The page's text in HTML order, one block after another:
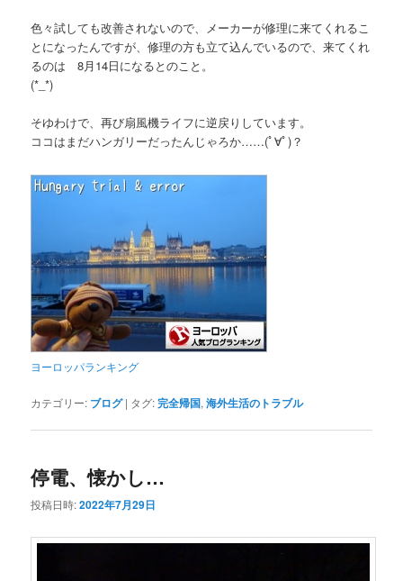
色々試しても改善されないので、メーカーが修理に来てくれるこ
とになったんですが、修理の方も立て込んでいるので、来てくれ
るのは 8月14日になるとのこと。
(*_*)
そゆわけで、再び扇風機ライフに逆戻りしています。
ココはまだハンガリーだったんじゃろか……(ﾟ∀ﾟ)？
ヨーロッパランキング
カテゴリー: ブログ | タグ:完全帰国,海外生活のトラブル
停電、懐かし…
投稿日時:2022年7月29日